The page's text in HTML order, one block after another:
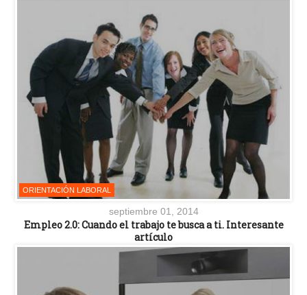
ORIENTACIÓN LABORAL
septiembre 01, 2014
Empleo 2.0: Cuando el trabajo te busca a ti. Interesante
artículo